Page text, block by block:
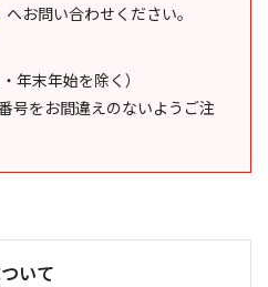
へお問い合わせください。
年末年始を除く）
号をお間違えのないようご注
いて